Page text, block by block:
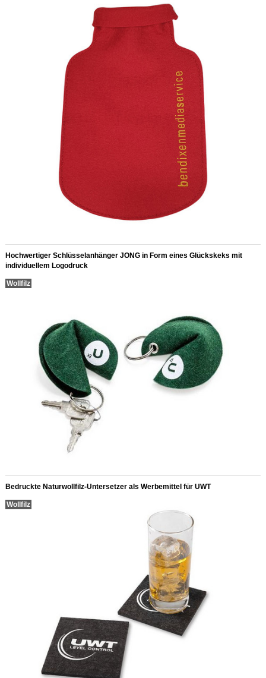
Hochwertiger Schlüsselanhänger JONG in Form eines Glückskeks mit
individuellem Logodruck
Wollfilz
Bedruckte Naturwollfilz-Untersetzer als Werbemittel für UWT
Wollfilz